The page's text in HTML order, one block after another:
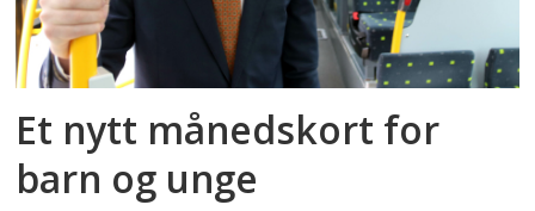
Et nytt månedskort for
barn og unge